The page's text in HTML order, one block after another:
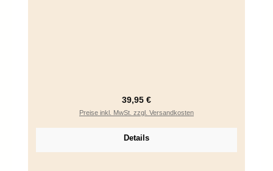
Regulärer Preis:
39,95 €
Preise inkl. MwSt. zzgl. Versandkosten
Details